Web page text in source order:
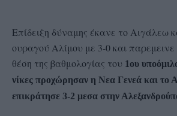
Επίδειξη δύναμης έκανε το Αιγάλεω
ουραγού Αλίμου με 3-0 και
θέση της βαθμολογίας του 1ου
νίκες προχώρησαν η Νεα Γενεά και το
επικράτησε 3-2 μεσα στην